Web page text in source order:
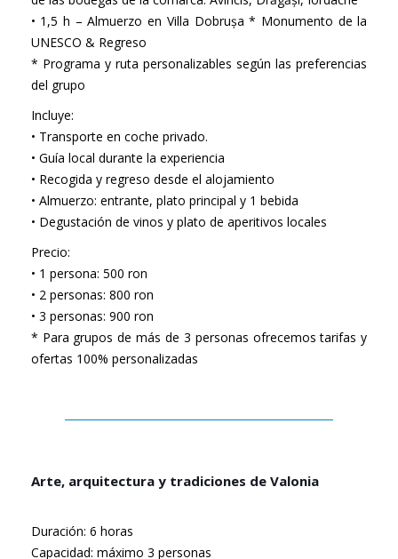
• 1,5 h – Almuerzo en Villa Dobrușa * Monumento de la
UNESCO & Regreso
* Programa y ruta personalizables según las preferencias
del grupo
Incluye:
• Transporte en coche privado.
• Guía local durante la experiencia
• Recogida y regreso desde el alojamiento
• Almuerzo: entrante, plato principal y 1 bebida
• Degustación de vinos y plato de aperitivos locales
Precio:
• 1 persona: 500 ron
• 2 personas: 800 ron
• 3 personas: 900 ron
* Para grupos de más de 3 personas ofrecemos tarifas y
ofertas 100% personalizadas
Arte, arquitectura y tradiciones de Valonia
Duración: 6 horas
Capacidad: máximo 3 personas